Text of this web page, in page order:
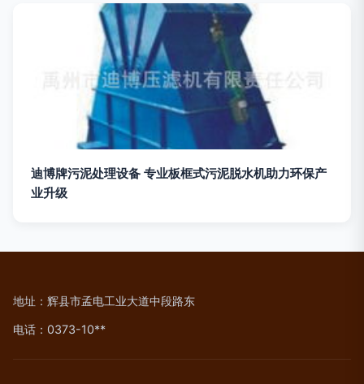
迪博牌污泥处理设备 专业板框式污泥脱水机助力环保产
业升级
地址：辉县市孟电工业大道中段路东
电话：0373-10**